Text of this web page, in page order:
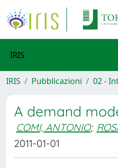
IRIS
IRIS Pubblicazioni 02 -
A demand
COMI, ANTONIO;
2011-01-01